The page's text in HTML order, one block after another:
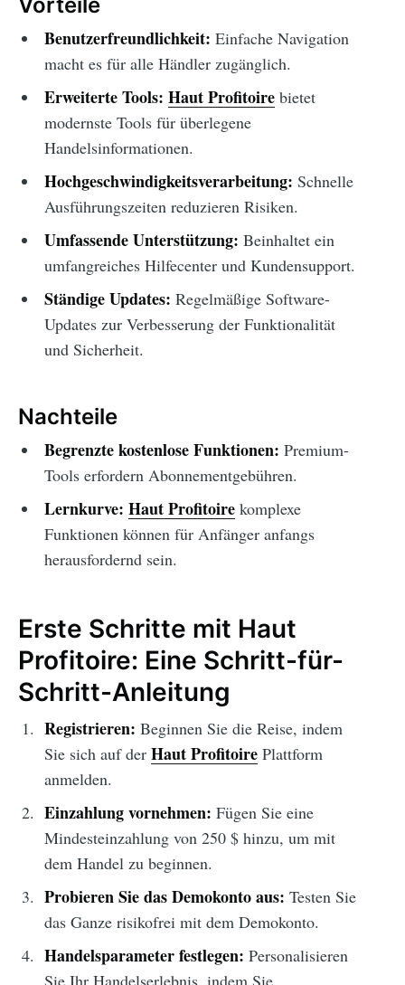
Benutzerfreundlichkeit: Einfache Navigation
macht es für alle Händler zugänglich.
Erweiterte Tools: Haut Profitoirebietet
modernste Tools für überlegene
Handelsinformationen.
Hochgeschwindigkeitsverarbeitung: Schnelle
Ausführungszeiten reduzieren Risiken.
Umfassende Unterstützung: Beinhaltet ein
umfangreiches Hilfecenter und Kundensupport.
Ständige Updates: Regelmäßige Software-
Updates zur Verbesserung der Funktionalität
und Sicherheit.
Nachteile
Begrenzte kostenlose Funktionen: Premium-
Tools erfordern Abonnementgebühren.
Lernkurve: Haut Profitoirekomplexe
Funktionen können für Anfänger anfangs
herausfordernd sein.
Erste Schritte mit Haut
Profitoire: Eine Schritt-für-
Schritt-Anleitung
Registrieren: Beginnen Sie die Reise, indem
Sie sich auf der Haut ProfitoirePlattform
anmelden.
Einzahlung vornehmen: Fügen Sie eine
Mindesteinzahlung von 250 $ hinzu, um mit
dem Handel zu beginnen.
Probieren Sie das Demokonto aus: Testen Sie
das Ganze risikofrei mit dem Demokonto.
Handelsparameter festlegen: Personalisieren
Sie Ihr Handelserlebnis, indem Sie